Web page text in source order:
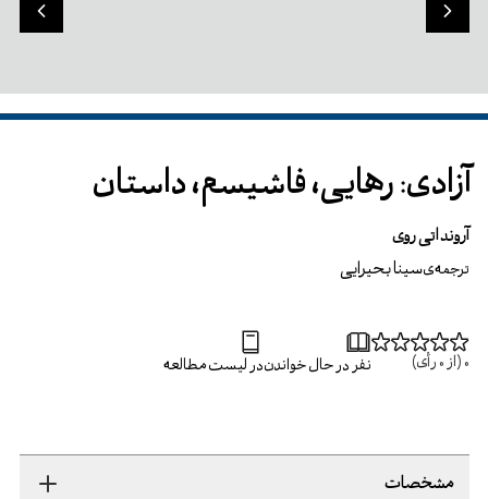
آزادی: رهایی، فاشیسم، داستان
آرونداتی روی
ترجمه‌یسینا بحیرایی
0 (از 0 رأی) نفر در حال خواندندر لیست مطالعه
مشخصات